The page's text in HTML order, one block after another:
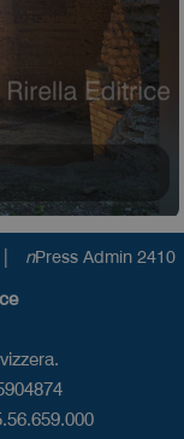
| nPress Admin 2410